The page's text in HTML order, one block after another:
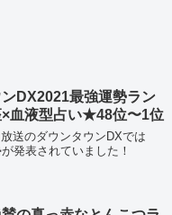
DX2021最強運勢ラン
×血液型占い★48位〜1位
送のダウンタウンDXでは
発表されていました！